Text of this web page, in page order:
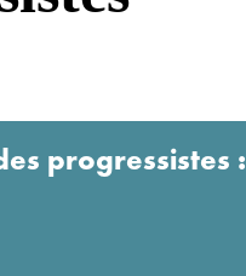
progressistes :